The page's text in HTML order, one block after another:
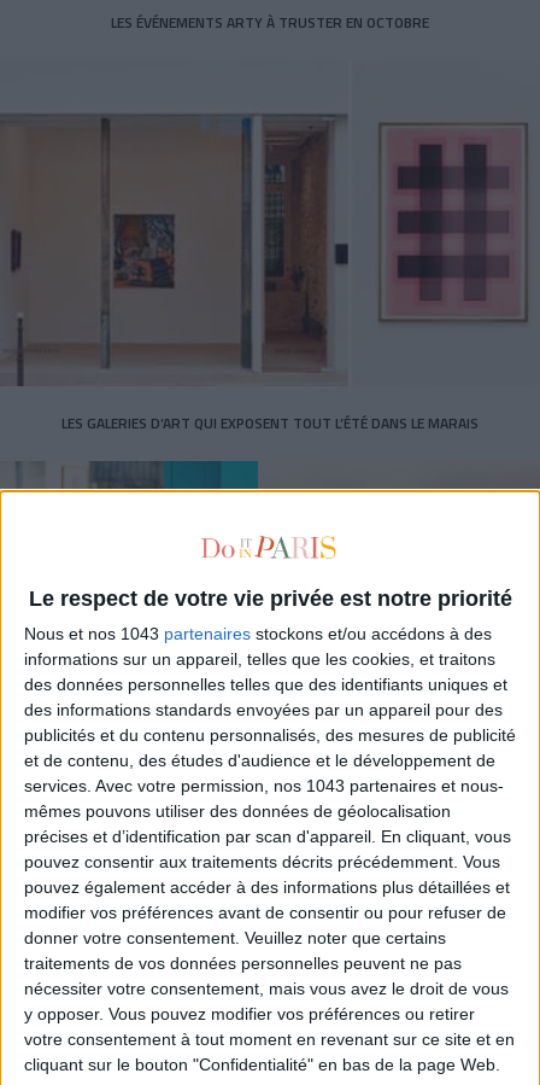
Le respect de votre vie privée est notre priorité
Nous et nos 1043 partenaires stockons et/ou accédons à des
informations sur un appareil, telles que les cookies, et traitons
des données personnelles telles que des identifiants uniques et
des informations standards envoyées par un appareil pour des
publicités et du contenu personnalisés, des mesures de publicité
et de contenu, des études d'audience et le développement de
services. Avec votre permission, nos 1043 partenaires et nous-
mêmes pouvons utiliser des données de géolocalisation
précises et d’identification par scan d'appareil. En cliquant, vous
pouvez consentir aux traitements décrits précédemment. Vous
pouvez également accéder à des informations plus détaillées et
modifier vos préférences avant de consentir ou pour refuser de
donner votre consentement. Veuillez noter que certains
traitements de vos données personnelles peuvent ne pas
nécessiter votre consentement, mais vous avez le droit de vous
y opposer. Vous pouvez modifier vos préférences ou retirer
votre consentement à tout moment en revenant sur ce site et en
cliquant sur le bouton "Confidentialité" en bas de la page Web.
LES ÉVÉNEMENTS ARTY À TRUSTER EN OCTOBRE
LES GALERIES D’ART QUI EXPOSENT TOUT L’ÉTÉ DANS LE MARAIS
ESTHER & PAUL : LA GALERIE QUI VA VOUS RÉCONCILIER AVEC L’ART